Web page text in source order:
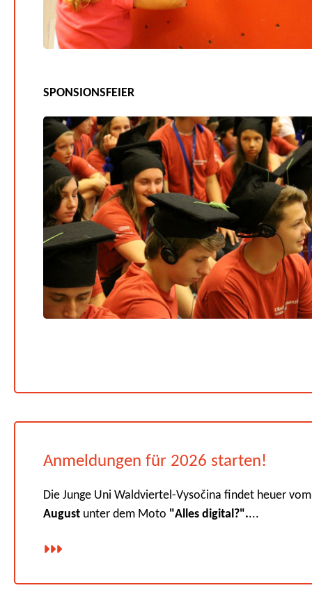
SPONSIONSFEIER
Anmeldungen für 2026 starten!
Die Junge Uni Waldviertel-Vysočina findet heuer
August unter dem Moto "Alles digital?"....